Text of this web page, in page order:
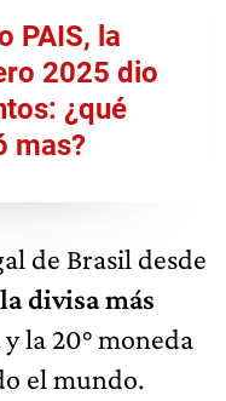
PAIS, la
2025 dio
¿qué
mas?
de Brasil desde
divisa más
y la 20° moneda
el mundo.